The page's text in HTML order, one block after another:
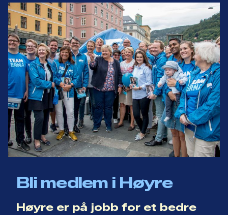
Bli medlem i Høyre
Høyre er på jobb for et bedre